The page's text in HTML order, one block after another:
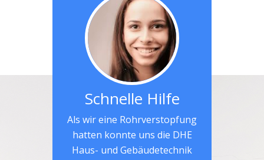
Schnelle Hilfe
Als wir eine Rohrverstopfung
hatten konnte uns die DHE
Haus- und Gebäudetechnik